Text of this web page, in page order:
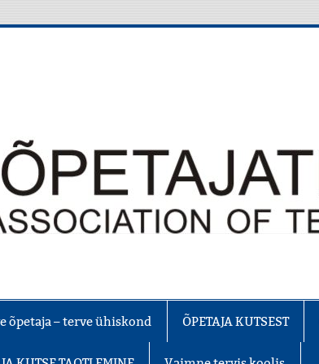
õpetaja – terve ühiskond ÕPETAJA KUTSEST